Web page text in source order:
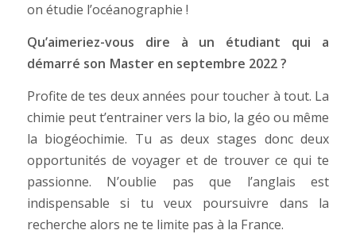
on étudie l’océanographie !
Qu’aimeriez-vous dire à un étudiant qui a
démarré son Master en septembre 2022 ?
Profite de tes deux années pour toucher à tout. La
chimie peut t’entrainer vers la bio, la géo ou même
la biogéochimie. Tu as deux stages donc deux
opportunités de voyager et de trouver ce qui te
passionne. N’oublie pas que l’anglais est
indispensable si tu veux poursuivre dans la
recherche alors ne te limite pas à la France.